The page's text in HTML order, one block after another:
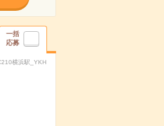
一括
応募
横浜駅_YKH